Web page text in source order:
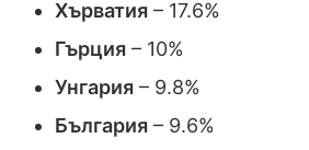
Хърватия – 17.6%
Гърция – 10%
Унгария – 9.8%
България – 9.6%